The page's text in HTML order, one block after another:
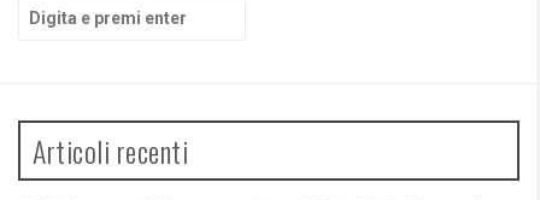
Articoli recenti